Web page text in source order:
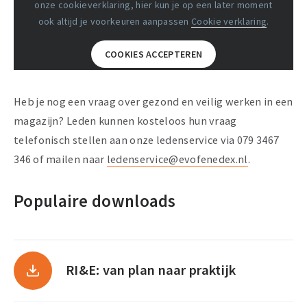
werkvloer ook echt verbetert.
onze cookieverklaring, hier kun je op een later moment
ook altijd je voorkeuren aanpassen Cookie verklaring.
COOKIES ACCEPTEREN
Heb je nog een vraag over gezond en veilig werken in een
magazijn? Leden kunnen kosteloos hun vraag
telefonisch stellen aan onze ledenservice via 079 3467
346 of mailen naar ledenservice@evofenedex.nl.
Populaire downloads
RI&E: van plan naar praktijk